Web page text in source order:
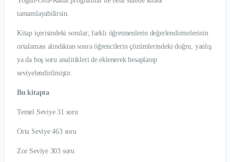
tamamlayabilirsin.
Kitap içerisindeki sorular; farklı öğretmenlerin değerlendirmelerinin
ortalaması alındıktan sonra öğrencilerin çözümlerindeki doğru, yanlış
ya da boş soru analitikleri de eklenerek hesaplanıp
seviyelendirilmiştir.
Bu kitapta
Temel Seviye 31 soru
Orta Seviye 463 soru
Zor Seviye 303 soru